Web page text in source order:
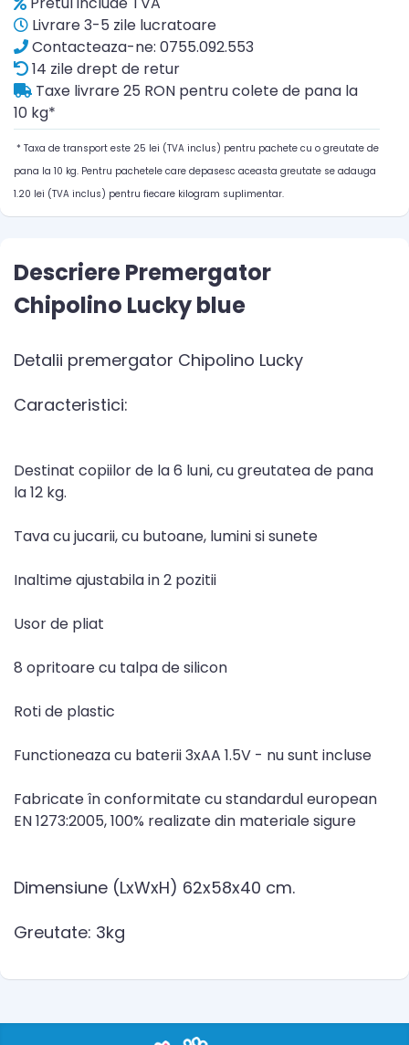
Livrare 3-5 zile lucratoare
Contacteaza-ne: 0755.092.553
14 zile drept de retur
Taxe livrare 25 RON pentru colete de pana la
10 kg*
* Taxa de transport este 25 lei (TVA inclus) pentru pachete cu o greutate de
pana la 10 kg. Pentru pachetele care depasesc aceasta greutate se adauga
1.20 lei (TVA inclus) pentru fiecare kilogram suplimentar.
Descriere Premergator
Chipolino Lucky blue
Detalii premergator Chipolino Lucky
Caracteristici:
Destinat copiilor de la 6 luni, cu greutatea de pana
la 12 kg.
Tava cu jucarii, cu butoane, lumini si sunete
Inaltime ajustabila in 2 pozitii
Usor de pliat
8 opritoare cu talpa de silicon
Roti de plastic
Functioneaza cu baterii 3xAA 1.5V - nu sunt incluse
Fabricate în conformitate cu standardul european
EN 1273:2005, 100% realizate din materiale sigure
Dimensiune (LxWxH) 62x58x40 cm.
Greutate: 3kg